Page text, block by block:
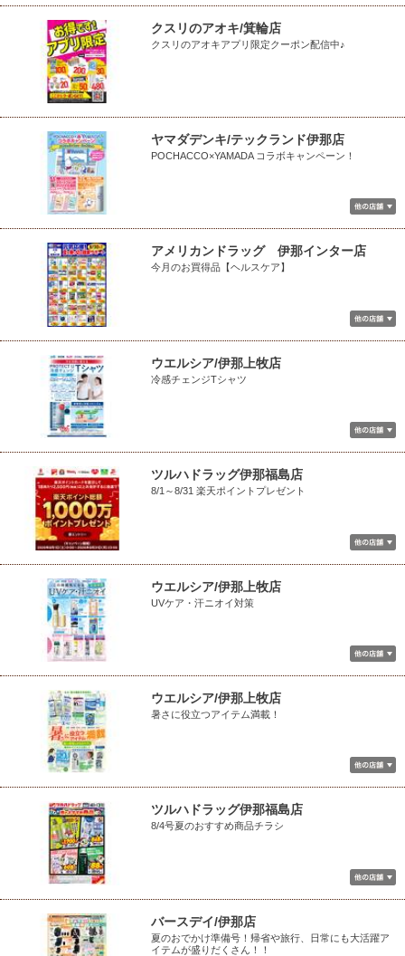
クスリのアオキ/箕輪店
クスリのアオキアプリ限定クーポン配信中♪
ヤマダデンキ/テックランド伊那店
POCHACCO×YAMADA コラボキャンペーン！
アメリカンドラッグ 伊那インター店
今月のお買得品【ヘルスケア】
ウエルシア/伊那上牧店
冷感チェンジTシャツ
ツルハドラッグ伊那福島店
8/1～8/31 楽天ポイントプレゼント
ウエルシア/伊那上牧店
UVケア・汗ニオイ対策
ウエルシア/伊那上牧店
暑さに役立つアイテム満載！
ツルハドラッグ伊那福島店
8/4号夏のおすすめ商品チラシ
バースデイ/伊那店
夏のおでかけ準備号！帰省や旅行、日常にも大活躍ア
イテムが盛りだくさん！！